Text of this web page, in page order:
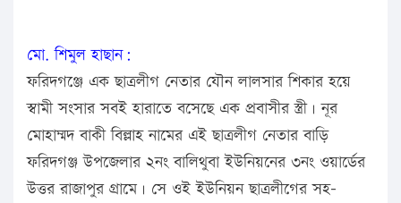
মো. শিমুল হাছান:
ফরিদগঞ্জে এক ছাত্রলীগ নেতার যৌন লালসার শিকার হয়ে
স্বামী সংসার সবই হারাতে বসেছে এক প্রবাসীর স্ত্রী। নূর
মোহাম্মদ বাকী বিল্লাহ নামের এই ছাত্রলীগ নেতার বাড়ি
ফরিদগঞ্জ উপজেলার ২নং বালিথুবা ইউনিয়নের ৩নং ওয়ার্ডের
উত্তর রাজাপুর গ্রামে। সে ওই ইউনিয়ন ছাত্রলীগের সহ-